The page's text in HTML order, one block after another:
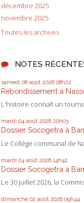
décembre 2025
novembre 2025
Toutes les archives
NOTES
samedi 08 août 2026 08h22
Rebondissement à
L'histoire connaît un
mardi 04 août 2026 20h03
Dossier Socogetra à
Le Collège communal de
mardi 04 août 2026 14h42
Dossier Socogetra à
Le 30 juillet 2026, la
dimanche 02 août 2026 09h44